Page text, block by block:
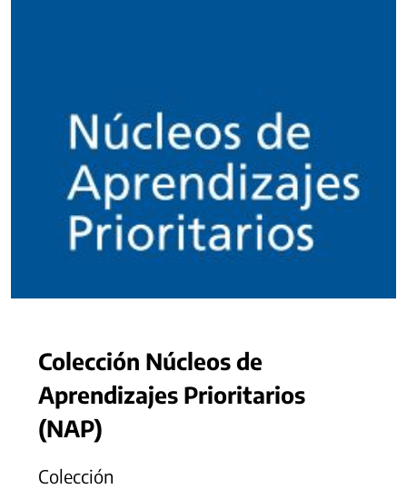
Colección Núcleos de
Aprendizajes Prioritarios
(NAP)
Colección